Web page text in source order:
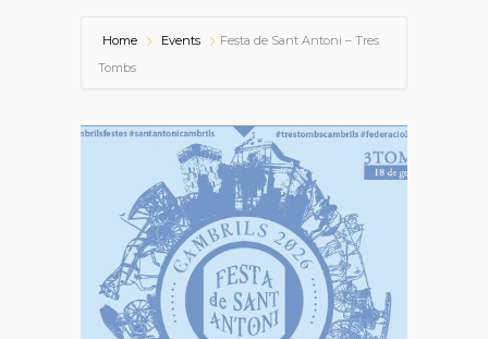
Home Events
Festa de Sant Antoni – Tres
Tombs